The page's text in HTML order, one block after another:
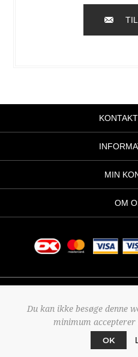
MIN
OM
Powered by
Designed
Du kan ikke besøge denne
minimum accepterer
OK